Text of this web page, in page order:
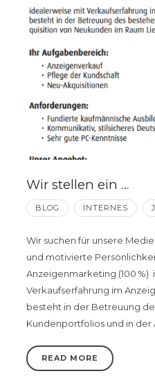
Wir stellen ein …
BLOG INTERNES
Wir suchen für unsere
und motivierte
Anzeigenmarketing (100
Verkaufserfahrung im
besteht in der Betreuung
Kundenportfolios und in
READ MORE